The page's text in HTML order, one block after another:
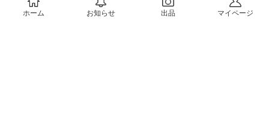
会社概要（運営会社）
ホーム お知らせ 出品 マイページ